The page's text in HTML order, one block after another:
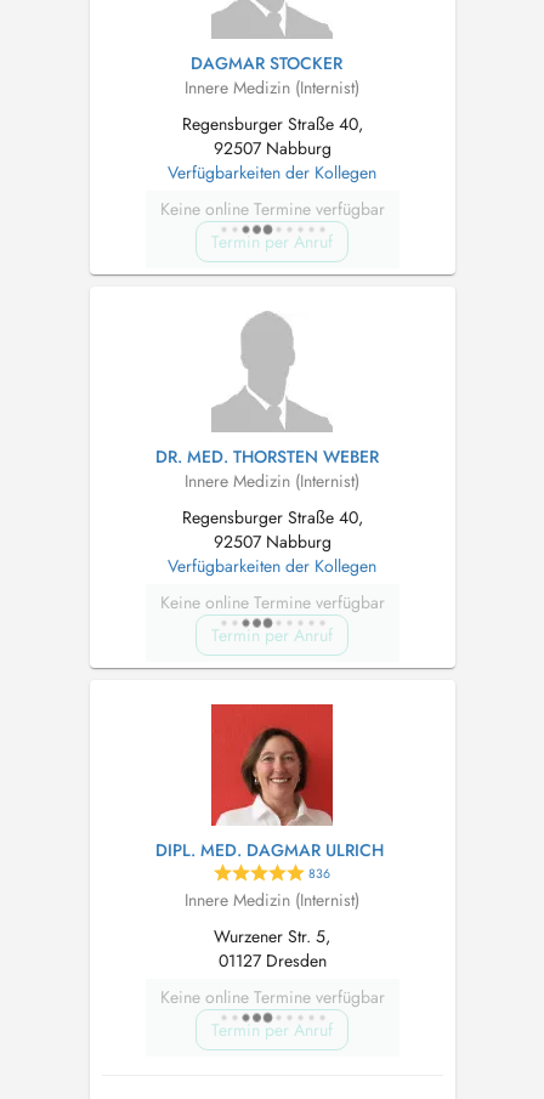
DAGMAR STOCKER
Innere Medizin (Internist)
Regensburger Straße 40,
92507 Nabburg
Verfügbarkeiten der Kollegen
Keine online Termine verfügbar
Termin per Anruf
DR. MED. THORSTEN WEBER
Innere Medizin (Internist)
Regensburger Straße 40,
92507 Nabburg
Verfügbarkeiten der Kollegen
Keine online Termine verfügbar
Termin per Anruf
DIPL. MED. DAGMAR ULRICH
836
Innere Medizin (Internist)
Wurzener Str. 5,
01127 Dresden
Keine online Termine verfügbar
Termin per Anruf